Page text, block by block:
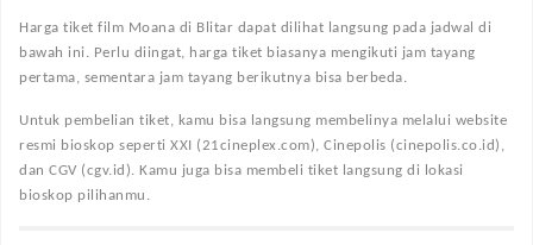
Harga tiket film Moana di Blitar dapat dilihat langsung pada jadwal di
bawah ini. Perlu diingat, harga tiket biasanya mengikuti jam tayang
pertama, sementara jam tayang berikutnya bisa berbeda.
Untuk pembelian tiket, kamu bisa langsung membelinya melalui website
resmi bioskop seperti XXI (21cineplex.com), Cinepolis (cinepolis.co.id),
dan CGV (cgv.id). Kamu juga bisa membeli tiket langsung di lokasi
bioskop pilihanmu.